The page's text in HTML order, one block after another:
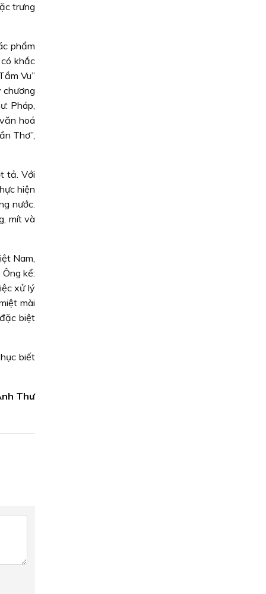
trưng
phẩm
khắc
Vu”
chương
Pháp,
hoá
Thơ”,
tả. Với
hiện
nước.
mít và
Nam,
kể:
xử lý
mài
biệt
biết
Thư